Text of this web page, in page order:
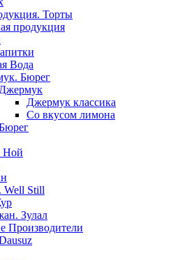
Торты
продукция
Вода
Бюрег
Джермук
Джермук классика
Со вкусом лимона
Ной
Well Still
Зулал
Производители